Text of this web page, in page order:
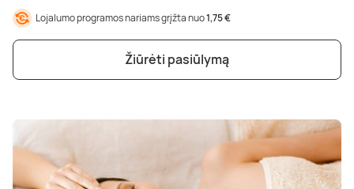
Poilsis dvaruose ir pilyse
Masažų kompleksai
Kitos vandens pramogos
Lojalumo programos nariams grįžta nuo1,75 €
Žiūrėti pasiūlymą